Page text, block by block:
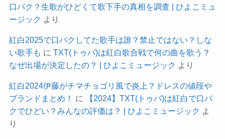
口パク？生歌がひどくて歌下手の真相を調査 | ひよこミュ
ージック より
紅白2025で口パクしてた歌手は誰？禁止ではない？しな
い歌手も に TXT(トゥバ)は紅白歌合戦で何の曲を歌う？
なぜ出場が決定したの？ | ひよこミュージック より
紅白2024伊藤がチマチョゴリ風で炎上？ドレスの値段や
ブランドまとめ！
に
【2024】TXT(トゥバ)は紅白で口パ
クでひどい？みんなの評価は？ | ひよこミュージック よ
り